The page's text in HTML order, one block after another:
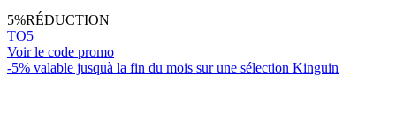
5%RÉDUCTION
TO5
Voir le code promo
-5% valable jusquà la fin du mois sur une sélection Kinguin